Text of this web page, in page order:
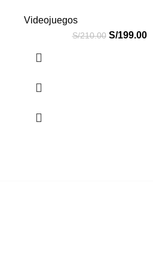
Videojuegos
S/210.00 S/199.00